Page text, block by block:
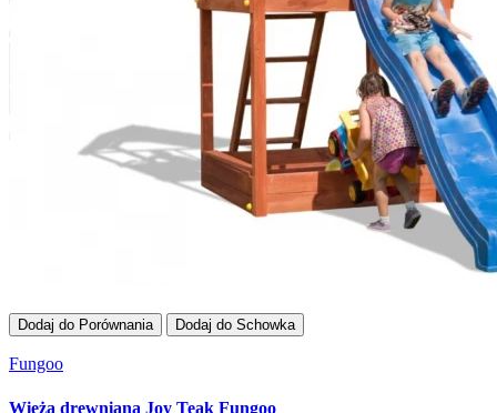
Dodaj do Porównania Dodaj do Schowka
Fungoo
Wieża drewniana Joy Teak Fungoo